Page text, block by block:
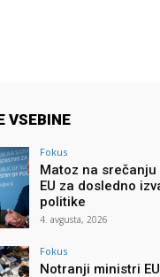
VSEBINE
Fokus
Matoz na
EU za dosledno
politike
4. avgusta, 2026
Fokus
Notranji ministri